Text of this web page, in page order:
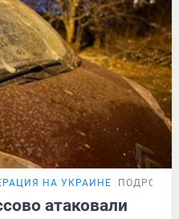
НА УКРАИНЕ
атаковали